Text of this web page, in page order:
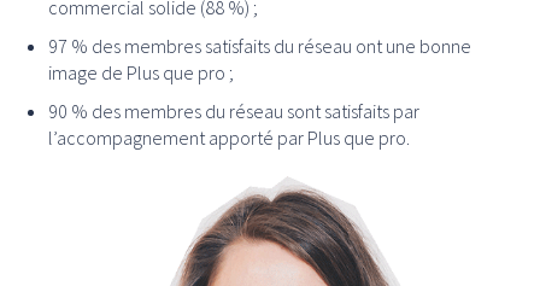
commercial solide (88 %) ;
97 % des membres satisfaits du réseau ont une bonne
image de Plus que pro ;
90 % des membres du réseau sont satisfaits par
l’accompagnement apporté par Plus que pro.